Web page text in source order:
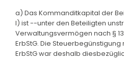
a) Das Kommanditkapital der
I) ist --unter den Beteiligten
Verwaltungsvermögen nach §
ErbStG. Die Steuerbegünstigung
ErbStG war deshalb